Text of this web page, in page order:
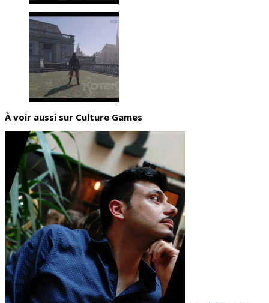
À voir aussi sur Culture Games